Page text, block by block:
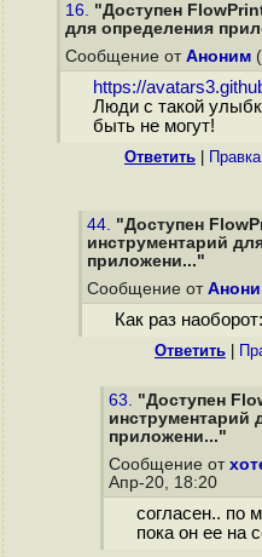
16. "Доступен
для определения
Сообщение от Аноним
https://
Люди с такой
быть не могут!
Ответить Правка
44. "Доступен
инструментарий
приложени..."
Сообщение от
Как раз
Ответить
63. "Доступен
инструментарий
приложени..."
Сообщение от
Апр-20, 18:20
согласен.. по
пока он ее на